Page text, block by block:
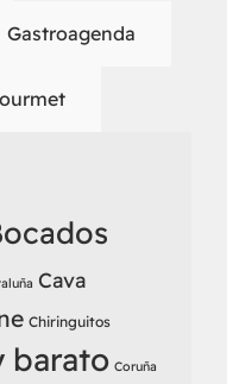
Gastroagenda
Cava
Chiringuitos
barato Coruña